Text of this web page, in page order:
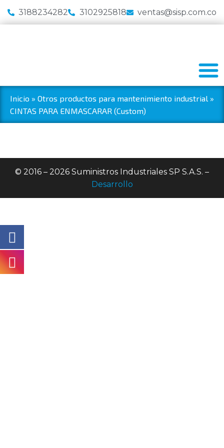
3188234282 3102925818 ventas@sisp.com.co
Inicio » Otros productos para mantenimiento industrial »
CINTAS PARA ENMASCARAR (Custom)
© 2016 – 2026 Suministros Industriales SP S.A.S. –
Desarrollo